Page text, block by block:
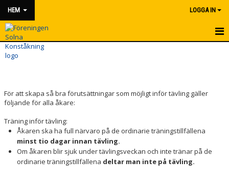
HEM LOGGA IN
HEM
OM FÖRENINGEN
KONTAKT
FÖRENINGSKLÄDER & UTRUSTNING
VÅRA TRÄNARE
För att skapa så bra förutsättningar som möjligt inför tävling gäller
följande för alla åkare:
Träning inför tävling:
Åkaren ska ha full närvaro på de ordinarie träningstillfällena
minst tio dagar innan tävling.
Om åkaren blir sjuk under tävlingsveckan och inte tränar på de
ordinarie träningstillfällena deltar man inte på tävling.